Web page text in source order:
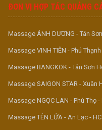
ĐƠN VỊ HỢP TÁC QUẢNG
Massage ÁNH DƯƠNG - Tân
Massage VINH TIÊN - Phú Thạnh
Massage BANGKOK - Tân Sơn
Massage SAIGON STAR - Xuân
Massage NGỌC LAN - Phú Thọ -
Massage TÊN LỬA - An Lạc -